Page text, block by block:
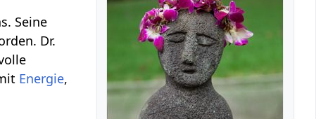
Seine
Dr.
Energie,